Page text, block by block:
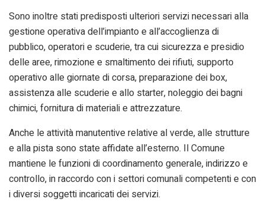
Sono inoltre stati predisposti ulteriori servizi necessari alla
gestione operativa dell’impianto e all’accoglienza di
pubblico, operatori e scuderie, tra cui sicurezza e presidio
delle aree, rimozione e smaltimento dei rifiuti, supporto
operativo alle giornate di corsa, preparazione dei box,
assistenza alle scuderie e allo starter, noleggio dei bagni
chimici, fornitura di materiali e attrezzature.
Anche le attività manutentive relative al verde, alle strutture
e alla pista sono state affidate all’esterno. Il Comune
mantiene le funzioni di coordinamento generale, indirizzo e
controllo, in raccordo con i settori comunali competenti e con
i diversi soggetti incaricati dei servizi.